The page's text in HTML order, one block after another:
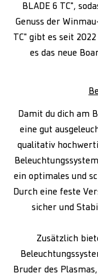
BLADE 6 TC",
Genuss der
TC" gibt es seit
es das neue
Damit du dich am
eine gut
qualitativ
ein optimales und
Durch eine feste
sicher und
Zusätzlich
Bruder des